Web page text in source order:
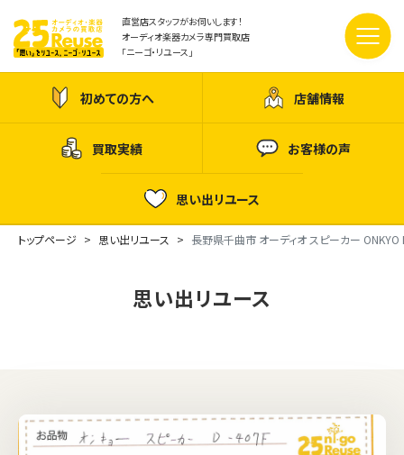
直営店スタッフがお伺いします！
オーディオ楽器カメラ専門買取店
「ニーゴ・リユース」
初めての方へ 店舗情報
買取実績 お客様の声
思い出リユース
トップページ 思い出リユース 長野県千曲市 オーディオ スピーカー ONKYO
思い出リユース